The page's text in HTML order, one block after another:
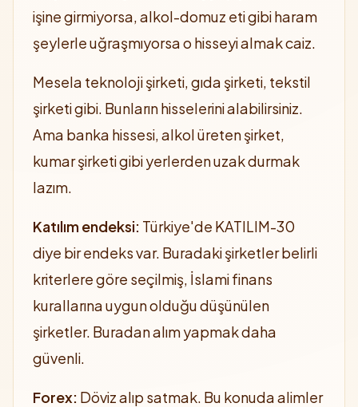
işine girmiyorsa, alkol-domuz eti gibi haram
şeylerle uğraşmıyorsa o hisseyi almak caiz.
Mesela teknoloji şirketi, gıda şirketi, tekstil
şirketi gibi. Bunların hisselerini alabilirsiniz.
Ama banka hissesi, alkol üreten şirket,
kumar şirketi gibi yerlerden uzak durmak
lazım.
Katılım endeksi: Türkiye'de KATILIM-30
diye bir endeks var. Buradaki şirketler belirli
kriterlere göre seçilmiş, İslami finans
kurallarına uygun olduğu düşünülen
şirketler. Buradan alım yapmak daha
güvenli.
Forex: Döviz alıp satmak. Bu konuda alimler